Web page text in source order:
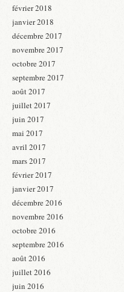
février 2018
janvier 2018
décembre 2017
novembre 2017
octobre 2017
septembre 2017
août 2017
juillet 2017
juin 2017
mai 2017
avril 2017
mars 2017
février 2017
janvier 2017
décembre 2016
novembre 2016
octobre 2016
septembre 2016
août 2016
juillet 2016
juin 2016